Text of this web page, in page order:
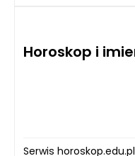
Horoskop i
Serwis